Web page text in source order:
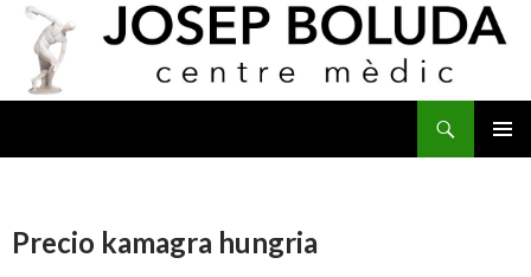
Precio kamagra hungria